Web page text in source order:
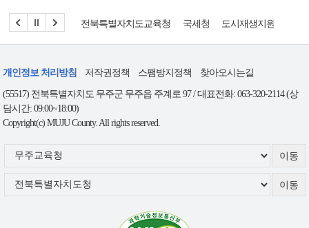
전북특별자치도교육청 국세청 도시재생지원센터
개인정보 처리방침 저작권정책 스팸방지정책 찾아오시는길
(55517) 전북특별자치도 무주군 무주읍 주계로 97 / 대표전화: 063-320-2114 (상
담시간: 09:00~18:00)
Copyright(c) MUJU County. All rights reserved.
주
관